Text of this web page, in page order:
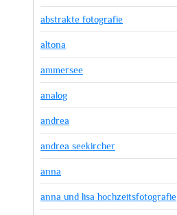
abstrakte fotografie
altona
ammersee
analog
andrea
andrea seekircher
anna
anna und lisa hochzeitsfotografie